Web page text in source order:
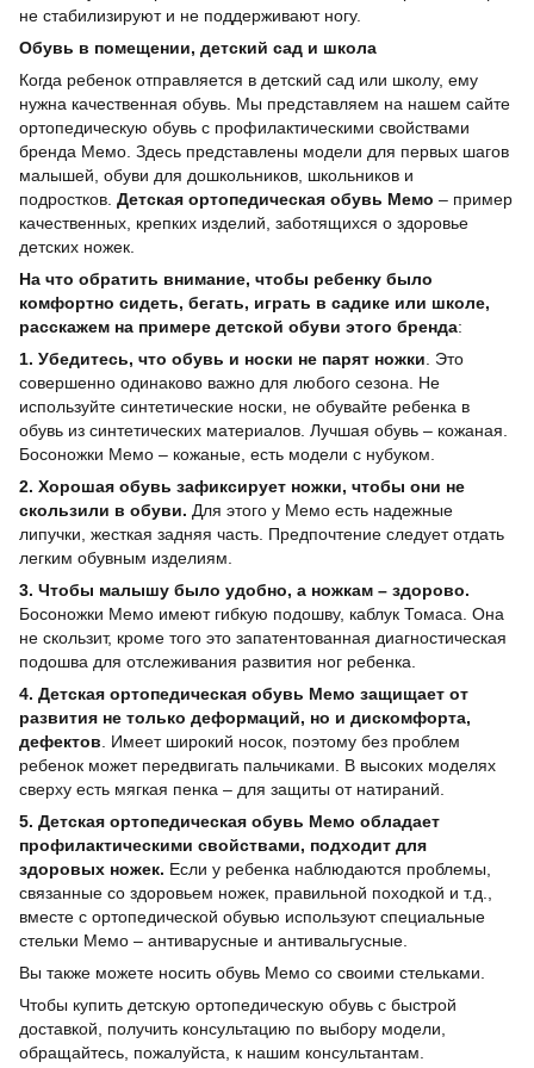
не стабилизируют и не поддерживают ногу.
Обувь в помещении, детский сад и школа
Когда ребенок отправляется в детский сад или школу, ему
нужна качественная обувь. Мы представляем на нашем сайте
ортопедическую обувь с профилактическими свойствами
бренда Мемо. Здесь представлены модели для первых шагов
малышей, обуви для дошкольников, школьников и
подростков. Детская ортопедическая обувь Мемо – пример
качественных, крепких изделий, заботящихся о здоровье
детских ножек.
На что обратить внимание, чтобы ребенку было
комфортно сидеть, бегать, играть в садике или школе,
расскажем на примере детской обуви этого бренда:
1. Убедитесь, что обувь и носки не парят ножки. Это
совершенно одинаково важно для любого сезона. Не
используйте синтетические носки, не обувайте ребенка в
обувь из синтетических материалов. Лучшая обувь – кожаная.
Босоножки Мемо – кожаные, есть модели с нубуком.
2. Хорошая обувь зафиксирует ножки, чтобы они не
скользили в обуви. Для этого у Мемо есть надежные
липучки, жесткая задняя часть. Предпочтение следует отдать
легким обувным изделиям.
3. Чтобы малышу было удобно, а ножкам – здорово.
Босоножки Мемо имеют гибкую подошву, каблук Томаса. Она
не скользит, кроме того это запатентованная диагностическая
подошва для отслеживания развития ног ребенка.
4. Детская ортопедическая обувь Мемо защищает от
развития не только деформаций, но и дискомфорта,
дефектов. Имеет широкий носок, поэтому без проблем
ребенок может передвигать пальчиками. В высоких моделях
сверху есть мягкая пенка – для защиты от натираний.
5. Детская ортопедическая обувь Мемо обладает
профилактическими свойствами, подходит для
здоровых ножек. Если у ребенка наблюдаются проблемы,
связанные со здоровьем ножек, правильной походкой и т.д.,
вместе с ортопедической обувью используют специальные
стельки Мемо – антиварусные и антивальгусные.
Вы также можете носить обувь Мемо со своими стельками.
Чтобы купить детскую ортопедическую обувь с быстрой
доставкой, получить консультацию по выбору модели,
обращайтесь, пожалуйста, к нашим консультантам.